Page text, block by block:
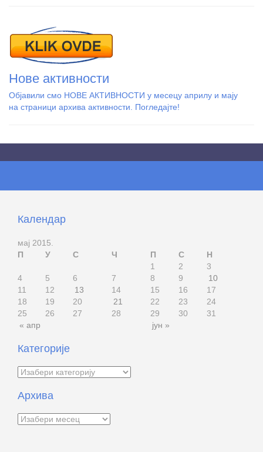
Нове активности
Објавили смо НОВЕ АКТИВНОСТИ у месецу априлу и мају
на страници архива активности. Погледајте!
Календар
мај 2015.
П
У С Ч П С Н
« апр јун »
1 2
3
4
5 6 7 8 9
10
11
12 13 14 15 16
17
18
19 20 21 22 23
24
25
26 27 28 29 30 31
Категорије
Категорије
Архива
Архива